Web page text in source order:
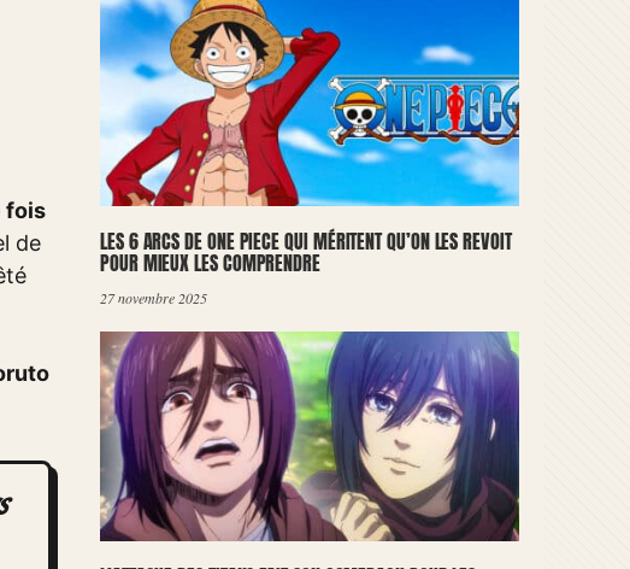
fois
de
LES 6 ARCS DE ONE PIECE QUI MÉRITENT QU’ON LES REVOIT
POUR MIEUX LES COMPRENDRE
27 novembre 2025